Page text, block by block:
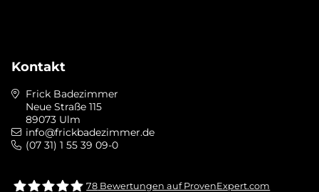
Kontakt
Frick Badezimmer
Neue Straße 115
89073 Ulm
info@frickbadezimmer.de
(07 31) 1 55 39 09-0
78 Bewertungen auf ProvenExpert.com